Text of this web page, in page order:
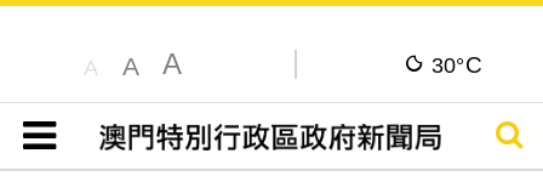
A A A 30°C
目錄
搜尋